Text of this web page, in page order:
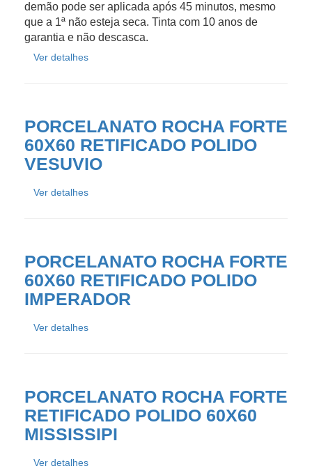
demão pode ser aplicada após 45 minutos, mesmo
que a 1ª não esteja seca. Tinta com 10 anos de
garantia e não descasca.
Ver detalhes
PORCELANATO ROCHA FORTE
60X60 RETIFICADO POLIDO
VESUVIO
Ver detalhes
PORCELANATO ROCHA FORTE
60X60 RETIFICADO POLIDO
IMPERADOR
Ver detalhes
PORCELANATO ROCHA FORTE
RETIFICADO POLIDO 60X60
MISSISSIPI
Ver detalhes